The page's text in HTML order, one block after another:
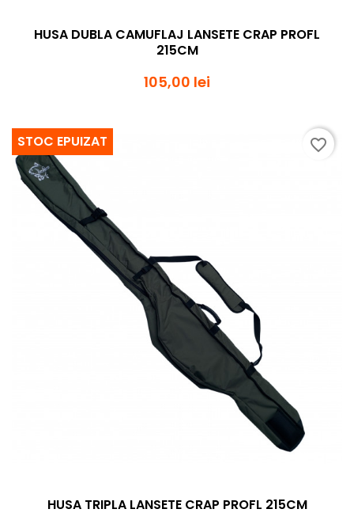
HUSA DUBLA CAMUFLAJ LANSETE CRAP PROFL
215CM
105,00 lei
HUSA TRIPLA LANSETE CRAP PROFL 215CM
STOC EPUIZAT favorite_border